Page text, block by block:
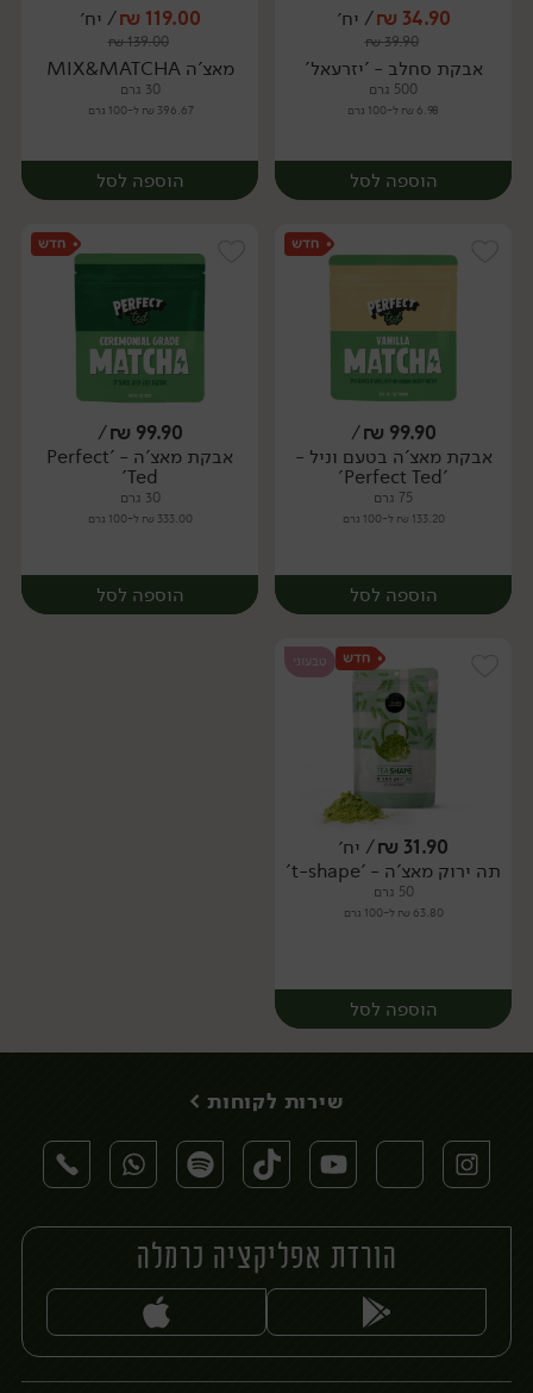
יח׳ יח׳
34.90
₪/ יח׳
39.90
₪
אבקת סחלב - 'יזרעאל'
500 גרם
6.98 ₪ ל-100 גרם
הוספה לסל
יח׳
119.00
₪/ יח׳
139.00
₪
מאצ'ה MIX&MATCHA
30 גרם
396.67 ₪ ל-100 גרם
הוספה לסל
יח׳
99.90
₪
/
אבקת מאצ'ה בטעם וניל -
'Perfect Ted'
75 גרם
133.20 ₪ ל-100 גרם
הוספה לסל
99.90
₪
/
אבקת מאצ'ה - 'Perfect
Ted'
30 גרם
333.00 ₪ ל-100 גרם
הוספה לסל
טבעוני
31.90
₪/ יח׳
תה ירוק מאצ'ה - 't-shape'
50 גרם
63.80 ₪ ל-100 גרם
הוספה לסל
יח׳
שירות לקוחות >
הורדת אפליקציה כרמלה